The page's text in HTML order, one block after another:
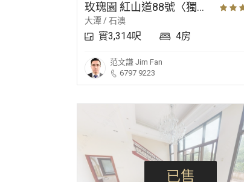
玫瑰園 紅山道88號〈獨立屋〉
大潭 / 石澳
實3,314呎 4房
范文謙 Jim Fan
6797 9223
已售